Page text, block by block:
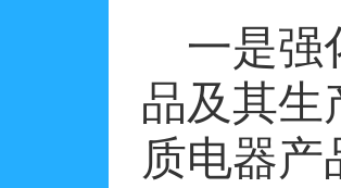
一是强
品及其生
质电器